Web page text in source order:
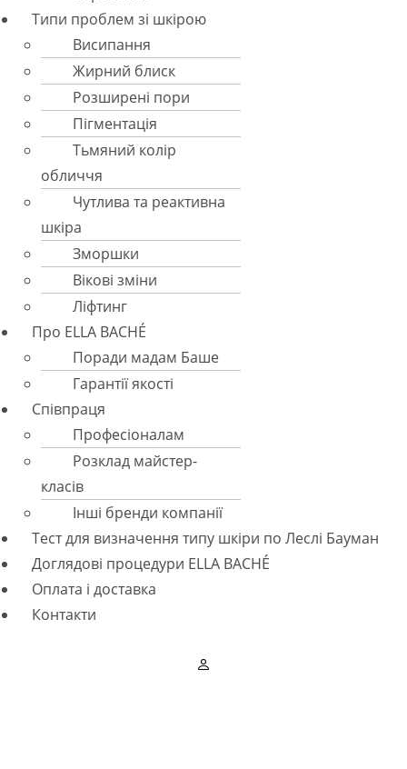
Типи проблем зі шкірою
Висипання
Жирний блиск
Розширені пори
Пігментація
Тьмяний колір
обличчя
Чутлива та реактивна
шкіра
Зморшки
Вікові зміни
Ліфтинг
Про ELLA BACHÉ
Поради мадам Баше
Гарантії якості
Співпраця
Професіоналам
Розклад майстер-
класів
Інші бренди компанії
Тест для визначення типу шкіри по Леслі Бауман
Доглядові процедури ELLA BACHÉ
Оплата і доставка
Контакти